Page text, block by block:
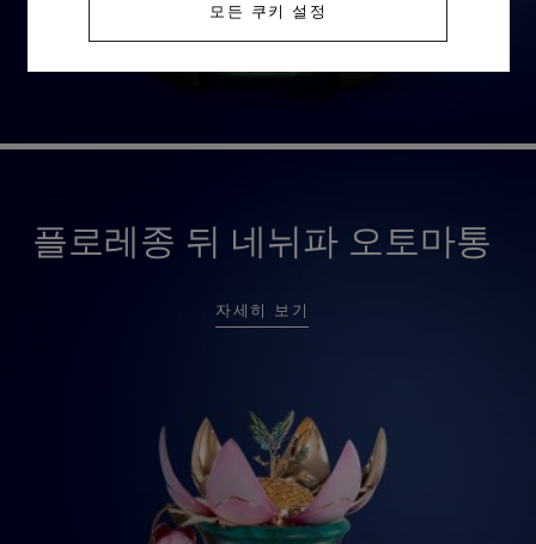
플로레종 뒤 네뉘파 오토마통
자세히 보기
모든 쿠키 설정